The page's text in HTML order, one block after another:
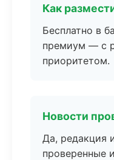
Как
Бесплатно в
премиум — с
приоритетом.
Новости
Да, редакция
проверенные